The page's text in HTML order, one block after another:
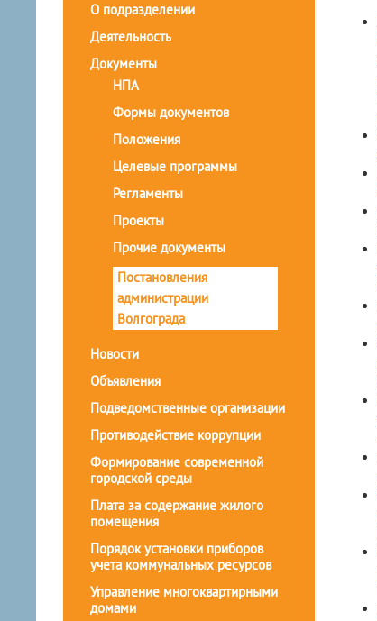
О подразделении
Деятельность
Документы
НПА
Формы документов
Положения
Целевые программы
Регламенты
Проекты
Прочие документы
Постановления
администрации
Волгограда
Новости
Объявления
Подведомственные организации
Противодействие коррупции
Формирование современной
городской среды
Плата за содержание жилого
помещения
Порядок установки приборов
учета коммунальных ресурсов
Управление многоквартирными
домами